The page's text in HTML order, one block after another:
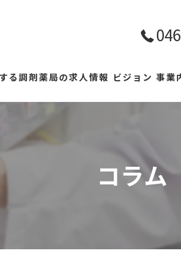
る調剤薬局の求人情報 ビジョン 事業
コラム